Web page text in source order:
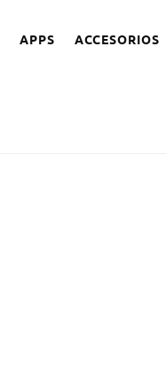
APPS ACCESORIOS